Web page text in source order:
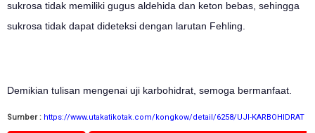
sukrosa tidak memiliki gugus aldehida dan keton bebas, sehingga
sukrosa tidak dapat dideteksi dengan larutan Fehling.
Demikian tulisan mengenai uji karbohidrat, semoga bermanfaat.
Sumber : https://www.utakatikotak.com/kongkow/detail/6258/UJI-KARBOHIDRAT